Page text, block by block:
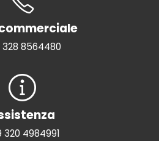
328 8564480
320 4984991